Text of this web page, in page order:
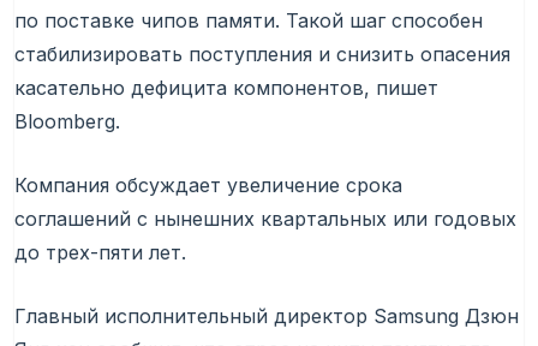
по поставке чипов памяти. Такой шаг способен
стабилизировать поступления и снизить опасения
касательно дефицита компонентов, пишет
Bloomberg.
Компания обсуждает увеличение срока
соглашений с нынешних квартальных или годовых
до трех-пяти лет.
Главный исполнительный директор Samsung Дзюн